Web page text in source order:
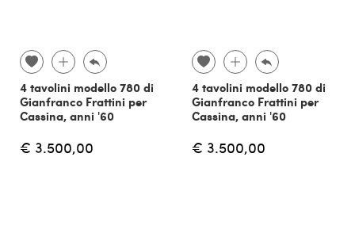
4 tavolini modello 780 di
Gianfranco Frattini per
Cassina, anni '60
€ 3.500,00
4 tavolini modello 780 di
Gianfranco Frattini per
Cassina, anni '60
€ 3.500,00